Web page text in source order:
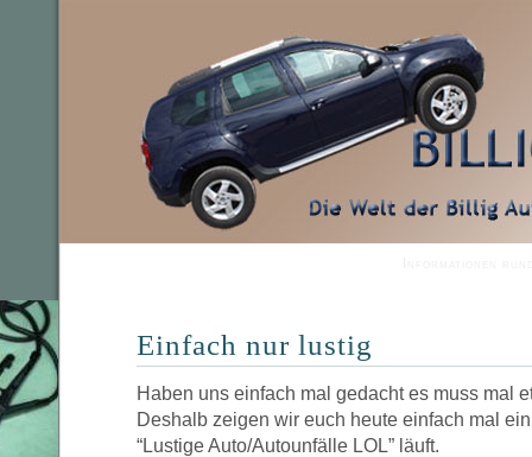
Einfach nur lustig
Haben uns einfach mal gedacht es muss mal
Deshalb zeigen wir euch heute einfach mal
“Lustige Auto/Autounfälle LOL” läuft.